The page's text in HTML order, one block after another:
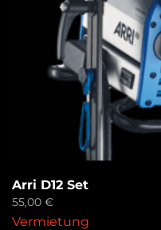
Arri D12 Set
55,00 €
Vermietung